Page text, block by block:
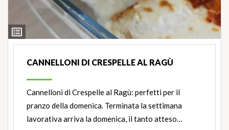
Ingredienti
CANNELLONI DI CRESPELLE AL RAGÙ
Cannelloni di Crespelle al Ragù: perfetti per il
pranzo della domenica. Terminata la settimana
lavorativa arriva la domenica, il tanto atteso…